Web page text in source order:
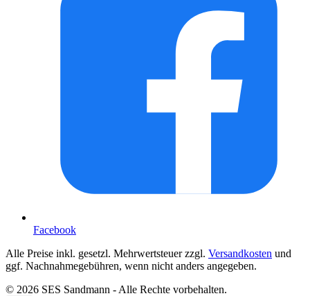
Facebook
Alle Preise inkl. gesetzl. Mehrwertsteuer zzgl. Versandkosten und
ggf. Nachnahmegebühren, wenn nicht anders angegeben.
© 2026 SES Sandmann - Alle Rechte vorbehalten.